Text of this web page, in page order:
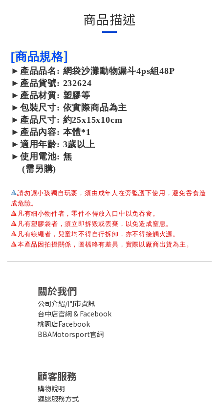
商品描述
[商品規格]
► 產品品名: 網袋沙灘動物漏斗4ps組48P
► 產品貨號: 232624
► 產品材質: 塑膠等
►包裝尺寸: 依實際商品為主
►產品尺寸: 約25x15x10cm
►產品內容: 本體*1
►適用年齡: 3歲以上
►使用電池: 無
(需另購)
🔺請勿讓小孩獨自玩耍，須由成年人在旁監護下使用，避免吞食造
成危險。
🔺 凡有細小物件者，零件不得放入口中以免吞食。
🔺 凡有塑膠袋者，須立即拆毀或丟棄，以免造成窒息。
🔺 凡有線繩者，兒童均不得自行拆卸，亦不得接觸火源。
🔺本產品因拍攝關係，圖檔略有差異，實際以廠商出貨為主。
關於我們
公司介紹/門市資訊
台中店官網& Facebook
桃園店Facebook
BBAMotorsport官網
顧客服務
購物說明
運送服務方式